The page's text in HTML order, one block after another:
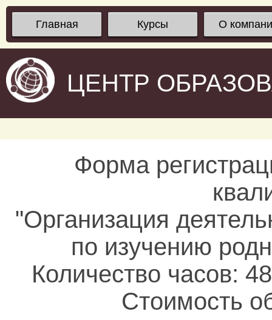
Главная Курсы О
ЦЕНТР
Форма
"Организация
по изучению
Количество часов:
Стоимость